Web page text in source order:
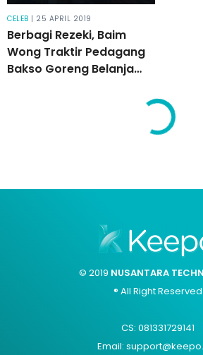
CELEB | 25 APRIL 2019
Berbagi Rezeki, Baim
Wong Traktir Pedagang
Bakso Goreng Belanja
© 2019 NUSANTARA
® All Right Reserved
CS: 081331729141
Email: